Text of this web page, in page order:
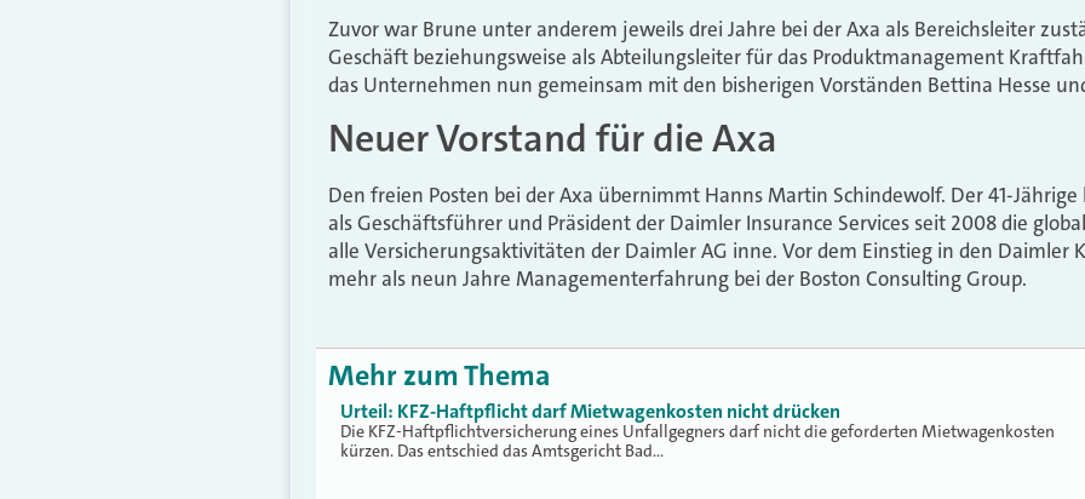
Zuvor war Brune unter anderem jeweils drei Jahre bei der Axa als Bereichsleiter
Geschäft beziehungsweise als Abteilungsleiter für das Produktmanagement
das Unternehmen nun gemeinsam mit den bisherigen Vorständen Bettina Hesse
Neuer Vorstand für die Axa
Den freien Posten bei der Axa übernimmt Hanns Martin Schindewolf. Der 41-
als Geschäftsführer und Präsident der Daimler Insurance Services seit 2008 die
alle Versicherungsaktivitäten der Daimler AG inne. Vor dem Einstieg in den Daimler
mehr als neun Jahre Managementerfahrung bei der Boston Consulting Group.
Mehr zum Thema
Urteil: KFZ-Haftpflicht darf Mietwagenkosten nicht drücken
Die KFZ-Haftpflichtversicherung eines Unfallgegners darf nicht die geforderten Mietwagenkosten
kürzen. Das entschied das Amtsgericht Bad…